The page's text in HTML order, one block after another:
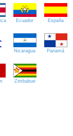
Ecuador España
Nicaragua Panamá
Zimbabue